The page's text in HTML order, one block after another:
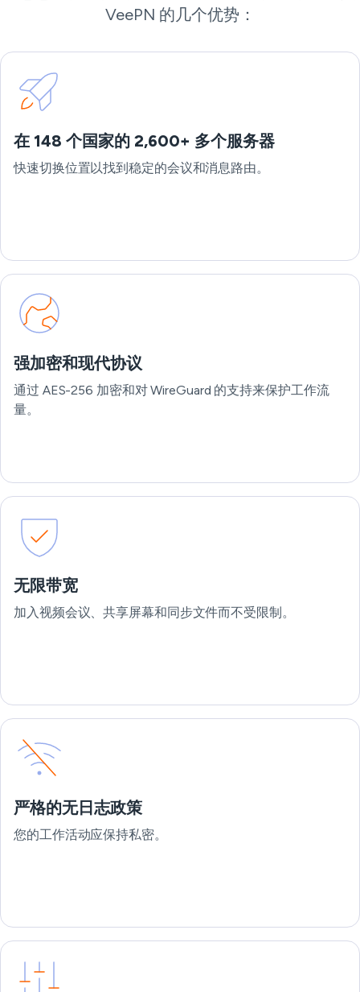
VeePN 的几个优势：
在 148 个国家的 2,600+ 多个服务器
快速切换位置以找到稳定的会议和消息路由。
强加密和现代协议
通过 AES-256 加密和对 WireGuard 的支持来保护工作流
量。
无限带宽
加入视频会议、共享屏幕和同步文件而不受限制。
严格的无日志政策
您的工作活动应保持私密。